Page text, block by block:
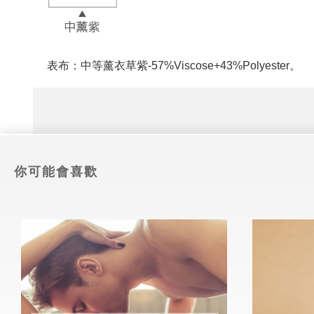
表布：中等薰衣草紫-57%Viscose+43%Polyester。
你可能會喜歡